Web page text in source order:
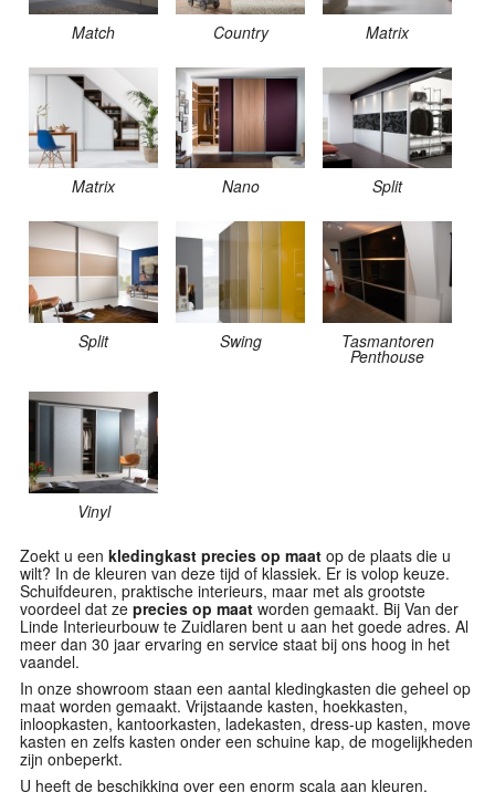
Match Country Matrix
Matrix Nano Split
Split Swing Tasmantoren
Penthouse
Vinyl
Zoekt u een kledingkast precies op maat op de plaats die u
wilt? In de kleuren van deze tijd of klassiek. Er is volop keuze.
Schuifdeuren, praktische interieurs, maar met als grootste
voordeel dat ze precies op maat worden gemaakt. Bij Van der
Linde Interieurbouw te Zuidlaren bent u aan het goede adres. Al
meer dan 30 jaar ervaring en service staat bij ons hoog in het
vaandel.
In onze showroom staan een aantal kledingkasten die geheel op
maat worden gemaakt. Vrijstaande kasten, hoekkasten,
inloopkasten, kantoorkasten, ladekasten, dress-up kasten, move
kasten en zelfs kasten onder een schuine kap, de mogelijkheden
zijn onbeperkt.
U heeft de beschikking over een enorm scala aan kleuren,